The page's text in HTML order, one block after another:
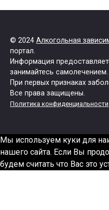
© 2024 Алкогольная
портал.
Информация
занимайтесь самолечением.
При первых признаках
Все права защищены.
Политика конфиденциальности
Мы используем куки для
нашего сайта. Если Вы
будем считать что Вас это